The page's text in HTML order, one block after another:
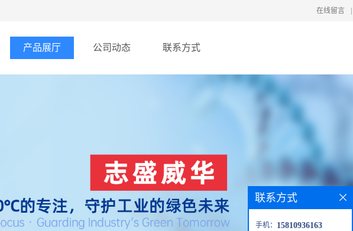
在线留言
产品展厅 公司动态 联系方式
联系方式
手机： 15810936163